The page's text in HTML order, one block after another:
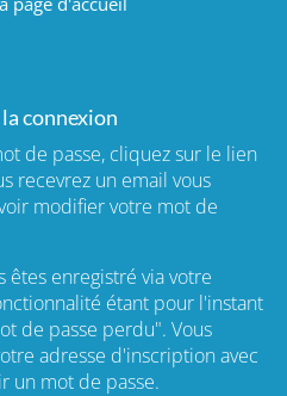
connexion
de passe, cliquez sur le lien
recevrez un email vous
modifier votre mot de
êtes enregistré via votre
étant pour l'instant
de passe perdu". Vous
adresse d'inscription avec
un mot de passe.